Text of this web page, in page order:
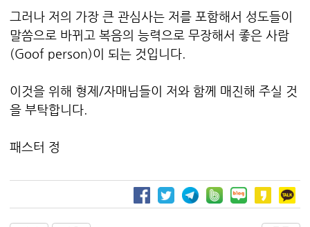
그러나 저의 가장 큰 관심사는 저를 포함해서 성도들이
말씀으로 바뀌고 복음의 능력으로 무장해서 좋은 사람
(Goof person)이 되는 것입니다.
이것을 위해 형제/자매님들이 저와 함께 매진해 주실 것
을 부탁합니다.
패스터 정